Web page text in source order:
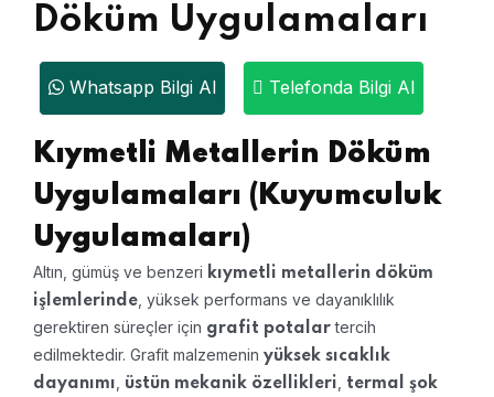
Döküm Uygulamaları
Whatsapp Bilgi Al Telefonda Bilgi Al
Kıymetli Metallerin Döküm
Uygulamaları (Kuyumculuk
Uygulamaları)
Altın, gümüş ve benzeri kıymetli metallerin döküm
işlemlerinde , yüksek performans ve dayanıklılık
gerektiren süreçler için grafit potalartercih
edilmektedir. Grafit malzemenin yüksek sıcaklık
dayanımı
üstün mekanik özellikleri
termal şok